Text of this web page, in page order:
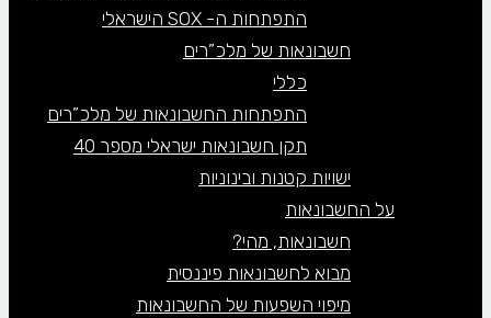
התפתחות ה- SOX הישראלי
חשבונאות של מלכ”רים
כללי
התפתחות החשבונאות של מלכ”רים
תקן חשבונאות ישראלי מספר 40
ישויות קטנות ובינוניות
על החשבונאות
חשבונאות, מהי?
מבוא לחשבונאות פיננסית
מיפוי השפעות של החשבונאות